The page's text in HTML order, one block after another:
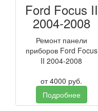
Ford Focus II
2004-2008
Ремонт панели
приборов Ford Focus
II 2004-2008
от4000 руб.
Подробнее